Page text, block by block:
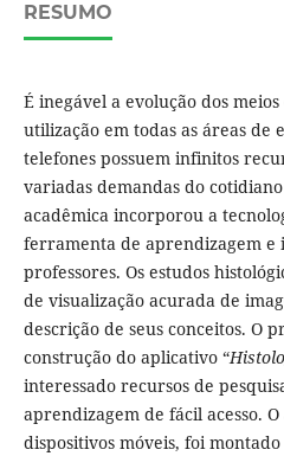
RESUMO
É inegável a evolução dos
utilização em todas as áreas de
telefones possuem infinitos
variadas demandas do
acadêmica incorporou a
ferramenta de aprendizagem e
professores. Os estudos
de visualização acurada de
descrição de seus conceitos. O
construção do aplicativo “
interessado recursos de
aprendizagem de fácil acesso.
dispositivos móveis, foi